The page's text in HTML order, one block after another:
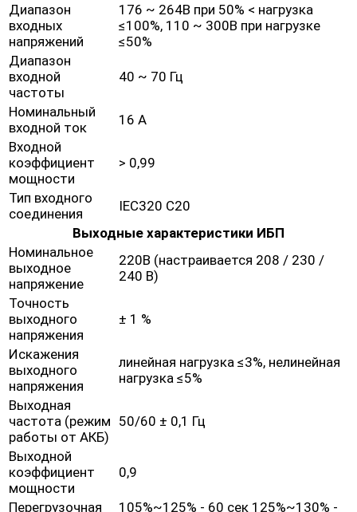
Диапазон
входных
напряжений
176 ~ 264В при 50% < нагрузка
≤100%, 110 ~ 300В при нагрузке
≤50%
Диапазон
входной
частоты
40 ~ 70 Гц
Номинальный
входной ток
16 А
Входной
коэффициент
мощности
> 0,99
Тип входного
соединения
IEC320 C20
Выходные характеристики ИБП
Номинальное
выходное
напряжение
220В (настраивается 208 / 230 /
240 В)
Точность
выходного
напряжения
± 1 %
Искажения
выходного
напряжения
линейная нагрузка ≤3%, нелинейная
нагрузка ≤5%
Выходная
частота (режим
работы от АКБ)
50/60 ± 0,1 Гц
Выходной
коэффициент
мощности
0,9
Перегрузочная
105%~125% - 60 сек 125%~130% -